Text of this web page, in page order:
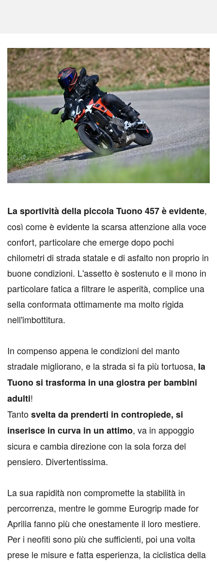
La sportività della piccola Tuono 457 è evidente,
così come è evidente la scarsa attenzione alla voce
confort, particolare che emerge dopo pochi
chilometri di strada statale e di asfalto non proprio in
buone condizioni. L'assetto è sostenuto e il mono in
particolare fatica a filtrare le asperità, complice una
sella conformata ottimamente ma molto rigida
nell'imbottitura.
In compenso appena le condizioni del manto
stradale migliorano, e la strada si fa più tortuosa, la
Tuono si trasforma in una giostra per bambini
adulti!
Tantosvelta da prenderti in contropiede, si
inserisce in curva in un attimo, va in appoggio
sicura e cambia direzione con la sola forza del
pensiero. Divertentissima.
La sua rapidità non compromette la stabilità in
percorrenza, mentre le gomme Eurogrip made for
Aprilia fanno più che onestamente il loro mestiere.
Per i neofiti sono più che sufficienti, poi una volta
prese le misure e fatta esperienza, la ciclistica della